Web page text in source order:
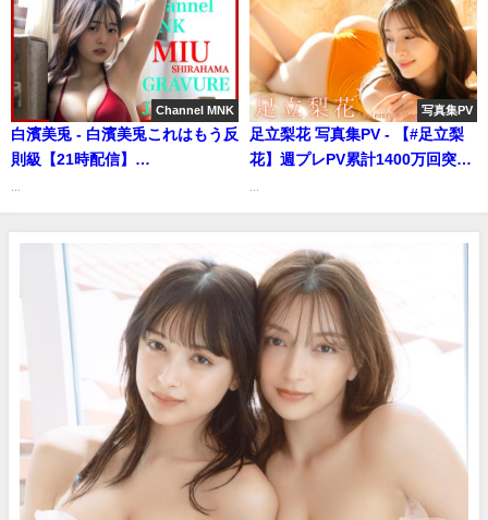
19歳』好評発売中！ Rena
Kato (Feb 10, 2026) | 週プレ
Channel【集英社 週刊プレイボ
ーイ公式】さんより
道』好評発売中！ Miki Yagi
(Sep 09, 2025) | 週プレ
Channel【集英社 週刊プレイボ
ーイ公式】さんより
Channel MNK
白濱美兎 - 白濱美兎これはもう反
則級【21時配信】
Channel MNKさんより
写真集PV
足立梨花 写真集PV - 【#足立梨
花】週プレPV累計1400万回突
念特集 & 第１弾！～週プレ
SPECIAL MAKING WEEK!!～
Rika Adachi（2023年04月24
日） | 週プレChannel【集英社
週刊プレイボーイ公式】さんよ